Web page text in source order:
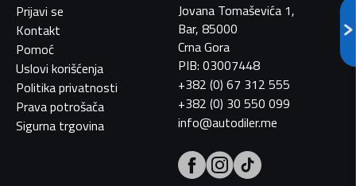
Prijavi se
Kontakt
Pomoć
Uslovi korišćenja
Politika privatnosti
Prava potrošača
Sigurna trgovina
Jovana Tomaševića 1,
Bar, 85000
Crna Gora
PIB: 03007448
+382 (0) 67 312 555
+382 (0) 30 550 099
info@autodiler.me